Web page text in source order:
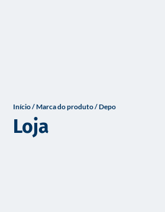
Início/ Marca do produto / Depo
Loja